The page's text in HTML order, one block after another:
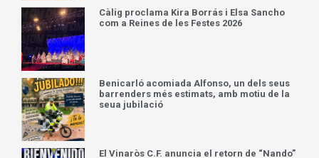
Càlig proclama Kira Borrás i Elsa Sancho
com a Reines de les Festes 2026
Benicarló acomiada Alfonso, un dels seus
barrenders més estimats, amb motiu de la
seua jubilació
El Vinaròs C.F. anuncia el retorn de “Nando”